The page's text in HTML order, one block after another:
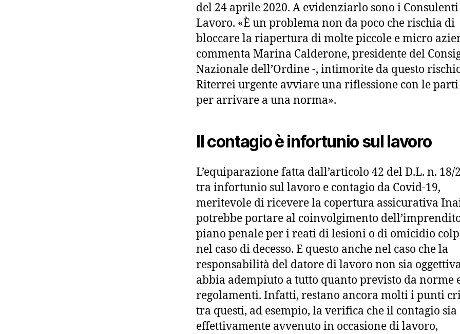
del 24 aprile 2020. A evidenziarlo sono i
Lavoro. «È un problema non da poco che rischia di
bloccare la riapertura di molte piccole e micro
commenta Marina Calderone, presidente del
Nazionale dell’Ordine -, intimorite da questo
Riterrei urgente avviare una riflessione con le
per arrivare a una norma».
Il contagio è infortunio sul lavoro
L’equiparazione fatta dall’articolo 42 del D.L. n. 18/
tra infortunio sul lavoro e contagio da Covid-19,
meritevole di ricevere la copertura assicurativa
potrebbe portare al coinvolgimento
piano penale per i reati di lesioni o di omicidio
nel caso di decesso. E questo anche nel caso che la
responsabilità del datore di lavoro non sia
abbia adempiuto a tutto quanto previsto da norme
regolamenti. Infatti, restano ancora molti i punti
tra questi, ad esempio, la verifica che il contagio sia
effettivamente avvenuto in occasione di lavoro,